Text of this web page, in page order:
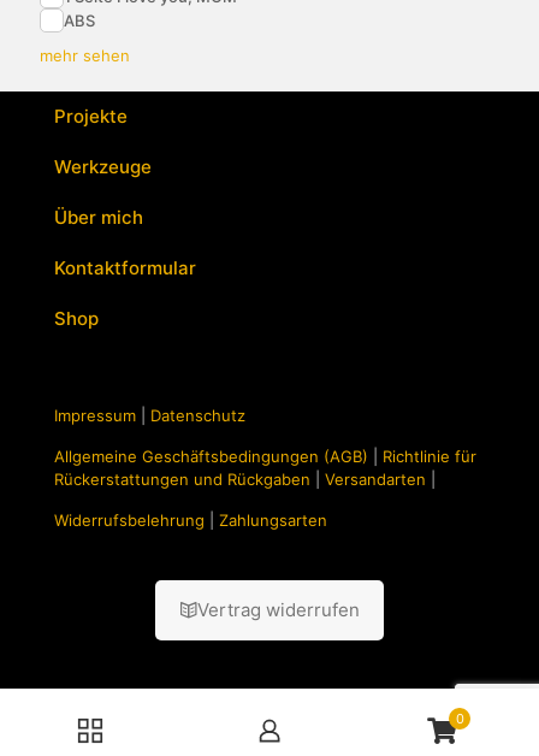
ABS
mehr sehen
Projekte
Werkzeuge
Über mich
Kontaktformular
Shop
Impressum Datenschutz
Allgemeine Geschäftsbedingungen (AGB)
Richtlinie für
Rückerstattungen und Rückgaben
Versandarten
Widerrufsbelehrung Zahlungsarten
Vertrag widerrufen
0